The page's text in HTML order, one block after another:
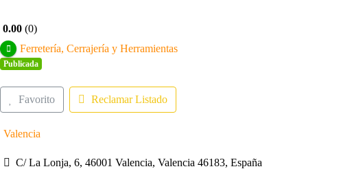
0.00 0
Ferretería, Cerrajería y Herramientas
Publicada
Favorito Reclamar Listado
Valencia
C/ La Lonja, 6, 46001 Valencia, Valencia 46183, España